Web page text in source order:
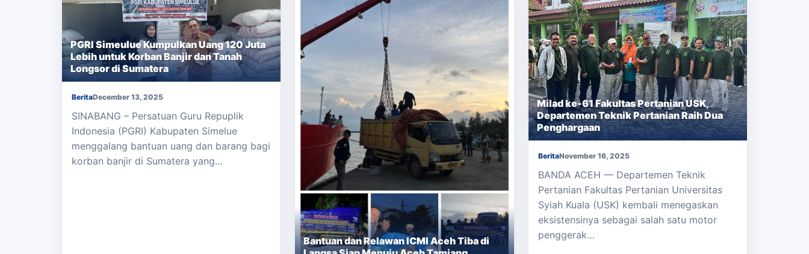
PGRI Simeulue Kumpulkan Uang 120 Juta
Lebih untuk Korban Banjir dan Tanah
Longsor di Sumatera
BeritaDecember 13, 2025
SINABANG – Persatuan Guru Repuplik
Indonesia (PGRI) Kabupaten Simelue
menggalang bantuan uang dan barang bagi
korban banjir di Sumatera yang…
Bantuan dan Relawan ICMI Aceh Tiba di
Milad ke-61 Fakultas Pertanian USK,
Departemen Teknik Pertanian Raih Dua
Penghargaan
BeritaNovember 16, 2025
BANDA ACEH — Departemen Teknik
Pertanian Fakultas Pertanian Universitas
Syiah Kuala (USK) kembali menegaskan
eksistensinya sebagai salah satu motor
penggerak…